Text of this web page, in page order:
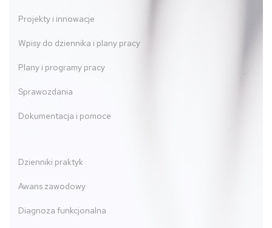
Projekty i innowacje
Wpisy do dziennika i plany pracy
Plany i programy pracy
Sprawozdania
Dokumentacja i pomoce
Dzienniki praktyk
Awans zawodowy
Diagnoza funkcjonalna